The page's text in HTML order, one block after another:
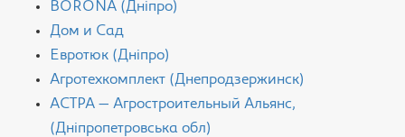
BORONA (Дніпро)
Дом и Сад
Евротюк (Дніпро)
Агротехкомплект (Днепродзержинск)
АСТРА — Агростроительный Альянс,
(Дніпропетровська обл)